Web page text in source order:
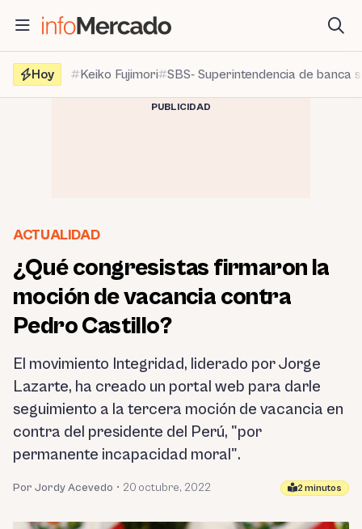
contenido
Hoy
Keiko Fujimori SBS- Superintendencia de banca
PUBLICIDAD
ACTUALIDAD
¿Qué congresistas firmaron la
moción de vacancia contra
Pedro Castillo?
El movimiento Integridad, liderado por Jorge
Lazarte, ha creado un portal web para darle
seguimiento a la tercera moción de vacancia en
contra del presidente del Perú, "por
permanente incapacidad moral".
Por Jordy Acevedo • 20 octubre, 2022 2 minutos